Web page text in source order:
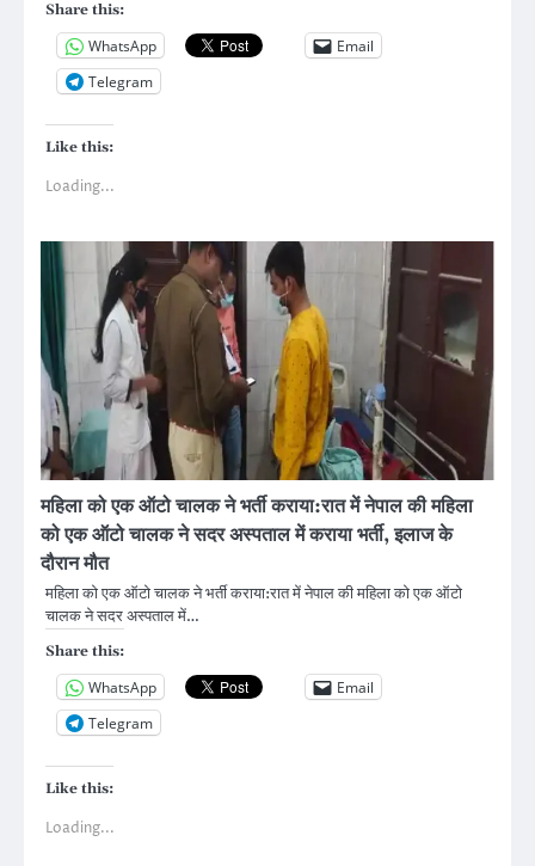
Share this:
WhatsApp
Email
Telegram
Like this:
Loading...
महिला को एक ऑटो चालक ने भर्ती कराया:रात में नेपाल की महिला
को एक ऑटो चालक ने सदर अस्पताल में कराया भर्ती, इलाज के
दौरान मौत
महिला को एक ऑटो चालक ने भर्ती कराया:रात में नेपाल की महिला को एक ऑटो
चालक ने सदर अस्पताल में…
Share this:
WhatsApp
Email
Telegram
Like this:
Loading...